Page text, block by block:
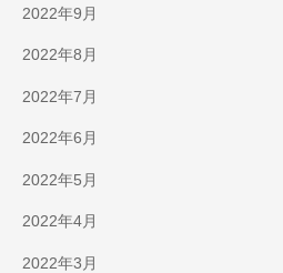
2022年9月
2022年8月
2022年7月
2022年6月
2022年5月
2022年4月
2022年3月